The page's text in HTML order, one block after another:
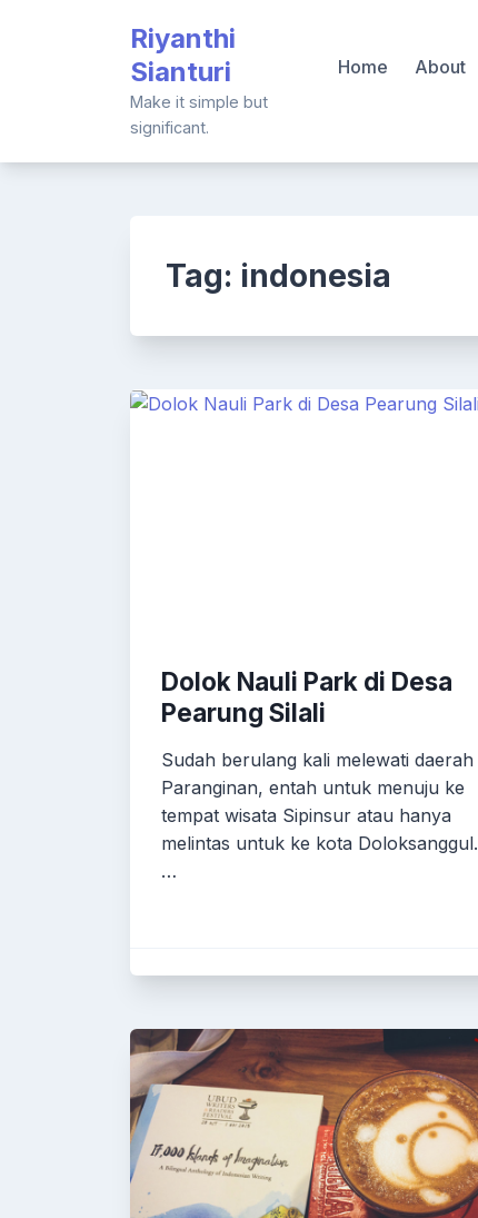
Riyanthi
Sianturi
Make it simple but
significant.
Home About
Tag: indonesia
Dolok Nauli Park di Desa
Pearung Silali
Sudah berulang kali melewati daerah
Paranginan, entah untuk menuju ke
tempat wisata Sipinsur atau hanya
melintas untuk ke kota Doloksanggul.
…